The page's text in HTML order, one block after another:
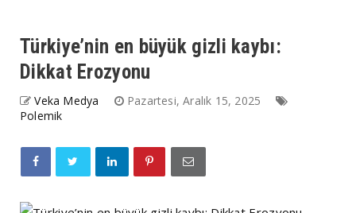
Türkiye’nin en büyük gizli kaybı:
Dikkat Erozyonu
Veka Medya
Pazartesi, Aralık 15, 2025
Polemik